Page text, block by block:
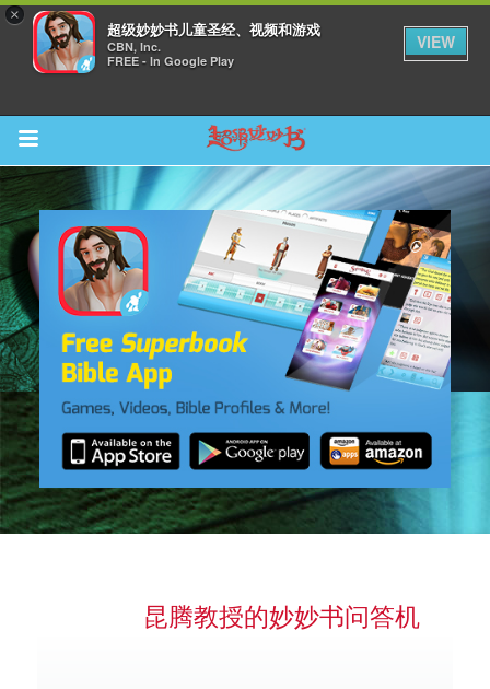
×
超级妙妙书儿童圣经、视频和游戏
CBN, Inc.
FREE - In Google Play
VIEW
Return to Content
昆腾教授的妙妙书问答机